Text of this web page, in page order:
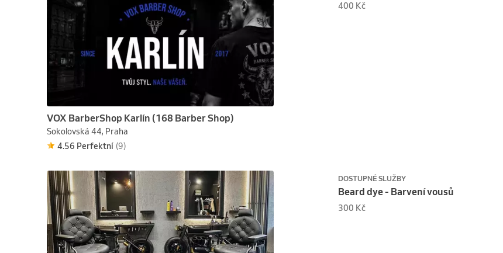
VOX BarberShop Karlín (168 Barber Shop)
Sokolovská 44, Praha
4.56 Perfektní (9)
400 Kč
DOSTUPNÉ SLUŽBY
Beard dye - Barvení vousů
300 Kč